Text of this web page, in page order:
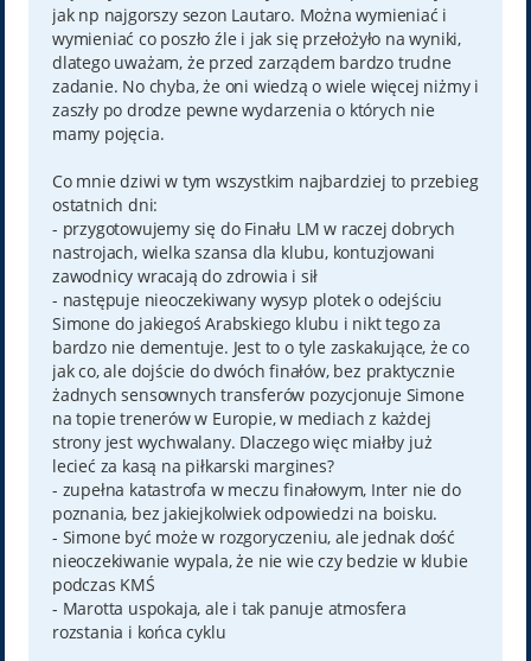
jak np najgorszy sezon Lautaro. Można wymieniać i
wymieniać co poszło źle i jak się przełożyło na wyniki,
dlatego uważam, że przed zarządem bardzo trudne
zadanie. No chyba, że oni wiedzą o wiele więcej niżmy i
zaszły po drodze pewne wydarzenia o których nie
mamy pojęcia.
Co mnie dziwi w tym wszystkim najbardziej to przebieg
ostatnich dni:
- przygotowujemy się do Finału LM w raczej dobrych
nastrojach, wielka szansa dla klubu, kontuzjowani
zawodnicy wracają do zdrowia i sił
- następuje nieoczekiwany wysyp plotek o odejściu
Simone do jakiegoś Arabskiego klubu i nikt tego za
bardzo nie dementuje. Jest to o tyle zaskakujące, że co
jak co, ale dojście do dwóch finałów, bez praktycznie
żadnych sensownych transferów pozycjonuje Simone
na topie trenerów w Europie, w mediach z każdej
strony jest wychwalany. Dlaczego więc miałby już
lecieć za kasą na piłkarski margines?
- zupełna katastrofa w meczu finałowym, Inter nie do
poznania, bez jakiejkolwiek odpowiedzi na boisku.
- Simone być może w rozgoryczeniu, ale jednak dość
nieoczekiwanie wypala, że nie wie czy bedzie w klubie
podczas KMŚ
- Marotta uspokaja, ale i tak panuje atmosfera
rozstania i końca cyklu